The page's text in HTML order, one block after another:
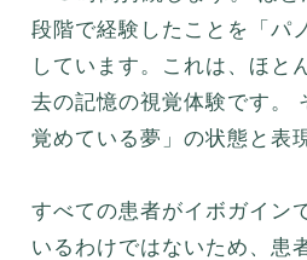
段階で経験したことを「パ
しています。これは、ほと
去の記憶の視覚体験です。
覚めている夢」の状態と表
すべての患者がイボガイン
いるわけではないため、患